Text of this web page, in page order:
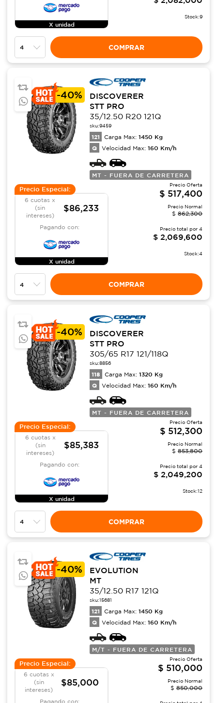
X unidad
Stock:9
COMPRAR
-40%
DISCOVERER
STT PRO
35/12.50 R20 121Q
sku:9459
121 Carga Max: 1450 Kg
Q Velocidad Max: 160 Km/h
MT - FUERA DE CARRETERA
Precio Especial:
6 cuotas x
(sin
intereses)
$86,233
Pagando con:
X unidad
Precio Oferta
$ 517,400
Precio Normal
$ 862,300
Precio total por 4
$ 2,069,600
Stock:4
COMPRAR
-40%
DISCOVERER
STT PRO
305/65 R17 121/118Q
sku:8856
118 Carga Max: 1320 Kg
Q Velocidad Max: 160 Km/h
MT - FUERA DE CARRETERA
Precio Especial:
6 cuotas x
(sin
intereses)
$85,383
Pagando con:
X unidad
Precio Oferta
$ 512,300
Precio Normal
$ 853,800
Precio total por 4
$ 2,049,200
Stock:12
COMPRAR
-40%
EVOLUTION
MT
35/12.50 R17 121Q
sku:15681
121 Carga Max: 1450 Kg
Q Velocidad Max: 160 Km/h
M/T - FUERA DE CARRETERA
Precio Especial:
6 cuotas x
(sin
intereses)
$85,000
Pagando con:
Precio Oferta
$ 510,000
Precio Normal
$ 850,000